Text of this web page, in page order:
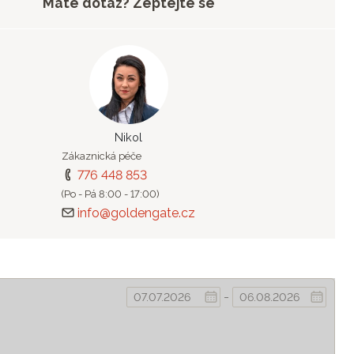
Nikol
Zákaznická péče
776 448 853
(Po - Pá 8:00 - 17:00)
info@goldengate.cz
-